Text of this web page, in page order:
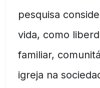
pesquisa
vida, como
familiar,
igreja na